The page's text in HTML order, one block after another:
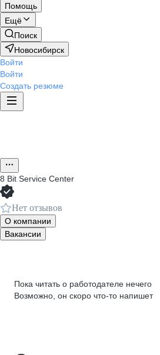
Помощь
Ещё
Поиск
Новосибирск
Войти
Войти
Создать резюме
8 Bit Service Center
Нет отзывов
О компании
Вакансии
Пока читать о работодателе нечего
Возможно, он скоро что‑то напишет